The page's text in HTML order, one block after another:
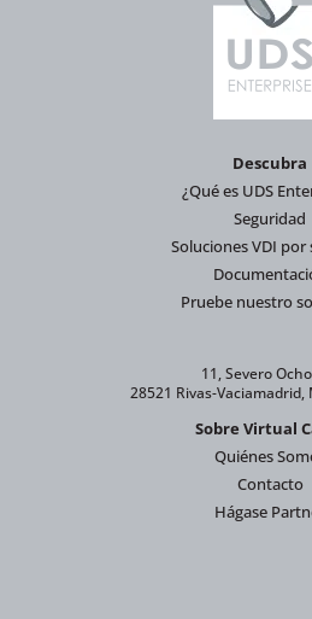
Descubra
¿Qué es UDS
Seguridad
Soluciones VDI por
Pruebe nuestro
11, Severo
28521 Rivas-Vaciamadrid,
Sobre Virtual
Quiénes
Contacto
Hágase